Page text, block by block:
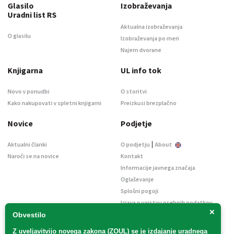
×
Obvestilo
Z uveljavitvijo novega zakona (ZOUL) se je izdajanje uradnega
Glasilo
Uradni list RS
O glasilu
Izobraževanja
Aktualna izobraževanja
Izobraževanja po meri
Najem dvorane
Knjigarna
Novo v ponudbi
Kako nakupovati v spletni knjigarni
UL info tok
O storitvi
Preizkusi brezplačno
Novice
Aktualni članki
Naroči se na novice
Podjetje
O podjetju | About
Kontakt
Informacije javnega značaja
Oglaševanje
Splošni pogoji
Izjava o varstvu osebnih podatkov